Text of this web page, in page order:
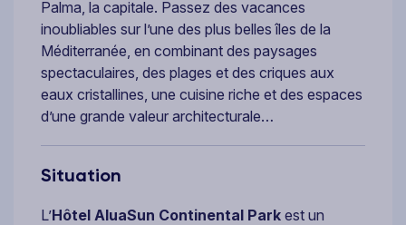
Palma, la capitale. Passez des vacances
inoubliables sur l’une des plus belles îles de la
Méditerranée, en combinant des paysages
spectaculaires, des plages et des criques aux
eaux cristallines, une cuisine riche et des espaces
d’une grande valeur architecturale…
Situation
L’Hôtel AluaSun Continental Park est un